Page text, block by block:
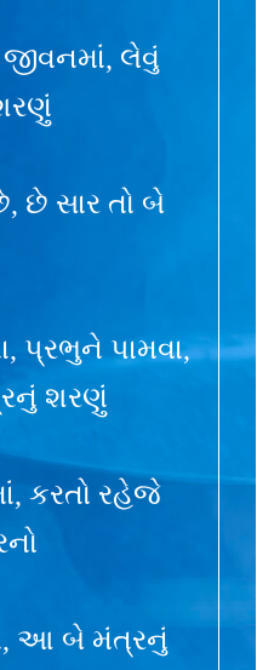
લેવું
છે સાર તો બે
પ્રભુને પામવા,
શરણું
કરતો રહેજે
આ બે મંત્રનું